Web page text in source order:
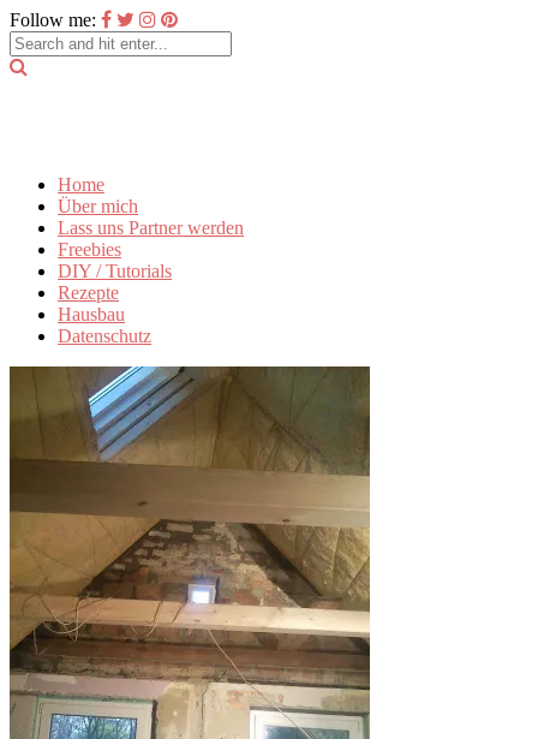
Follow me:
Home
Über mich
Lass uns Partner werden
Freebies
DIY / Tutorials
Rezepte
Hausbau
Datenschutz